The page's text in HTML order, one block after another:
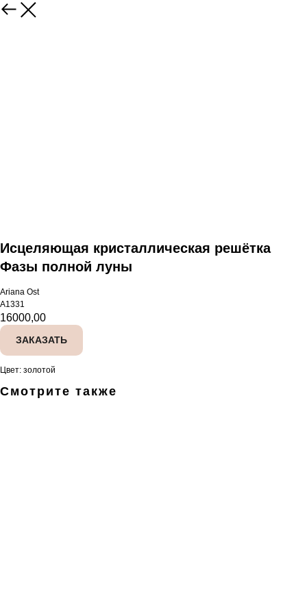
Исцеляющая кристаллическая решётка
Фазы полной луны
Ariana Ost
A1331
16000,00
ЗАКАЗАТЬ
Цвет: золотой
Смотрите также